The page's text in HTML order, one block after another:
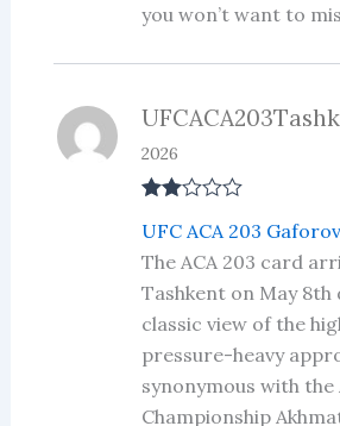
you won’t want to
d2
out
of 5
2026
UFC ACA 203
The ACA 203 card
Tashkent on May 8th
classic view of the
pressure-heavy
synonymous with the
Championship